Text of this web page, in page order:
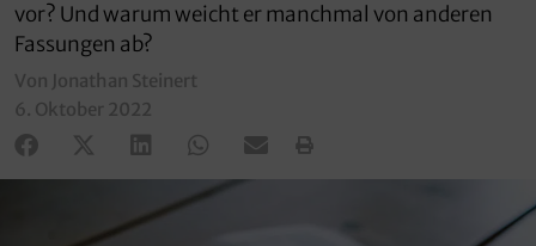
vor? Und warum weicht er manchmal von anderen
Fassungen ab?
Von Jonathan Steinert
6. Oktober 2022